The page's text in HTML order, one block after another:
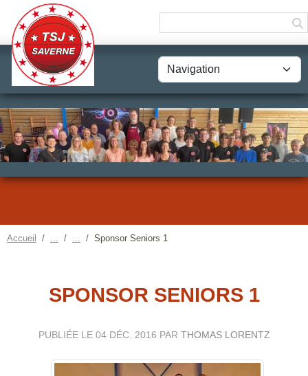
Accueil Sponsor Seniors 1
SPONSOR SENIORS 1
PUBLIÉE LE 04 DÉC. 2016 PAR THOMAS LORENTZ
Panneau de gestion des cookies